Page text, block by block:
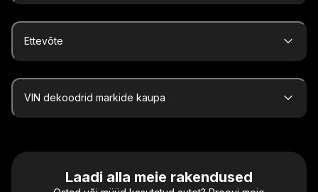
Ettevõte
VIN dekoodrid markide kaupa
Laadi alla meie rakendused